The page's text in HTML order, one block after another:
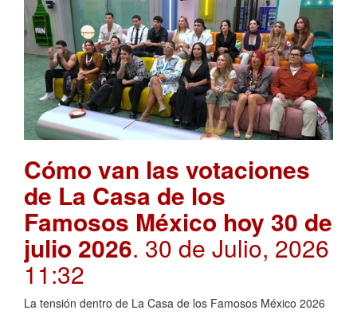
Cómo van las votaciones
de La Casa de los
Famosos México hoy 30 de
julio 2026. 30 de Julio, 2026
11:32
La tensión dentro de La Casa de los Famosos México 2026